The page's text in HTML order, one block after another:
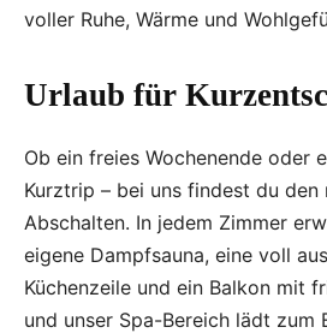
voller Ruhe, Wärme und
Urlaub für
Ob ein freies Wochenende oder
Kurztrip – bei uns findest du
Abschalten. In jedem Zimmer
eigene Dampfsauna, eine voll
Küchenzeile und ein Balkon mit
und unser Spa-Bereich lädt zum